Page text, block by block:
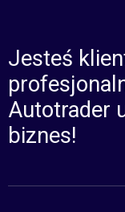
Jesteś
Autotrader
biznes!